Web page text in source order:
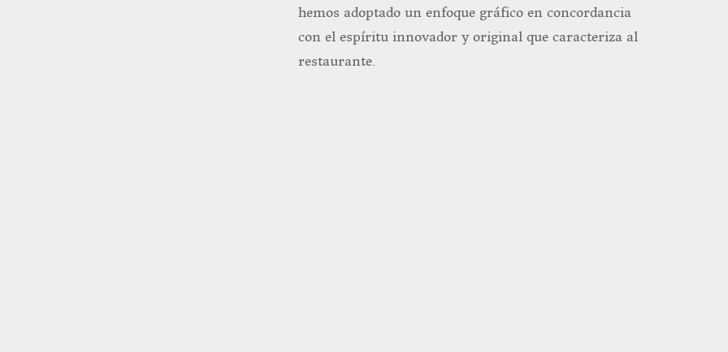
hemos adoptado un enfoque gráfico en concordancia
con el espíritu innovador y original que caracteriza al
restaurante.